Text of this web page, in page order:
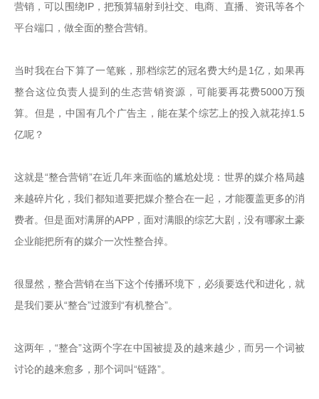
营销，可以围绕IP，把预算辐射到社交、电商、直播、资讯等各个
平台端口，做全面的整合营销。
当时我在台下算了一笔账，那档综艺的冠名费大约是1亿，如果再
整合这位负责人提到的生态营销资源，可能要再花费5000万预
算。但是，中国有几个广告主，能在某个综艺上的投入就花掉1.5
亿呢？
这就是“整合营销”在近几年来面临的尴尬处境：世界的媒介格局越
来越碎片化，我们都知道要把媒介整合在一起，才能覆盖更多的消
费者。但是面对满屏的APP，面对满眼的综艺大剧，没有哪家土豪
企业能把所有的媒介一次性整合掉。
很显然，整合营销在当下这个传播环境下，必须要迭代和进化，就
是我们要从“整合”过渡到“有机整合”。
这两年，“整合”这两个字在中国被提及的越来越少，而另一个词被
讨论的越来愈多，那个词叫“链路”。